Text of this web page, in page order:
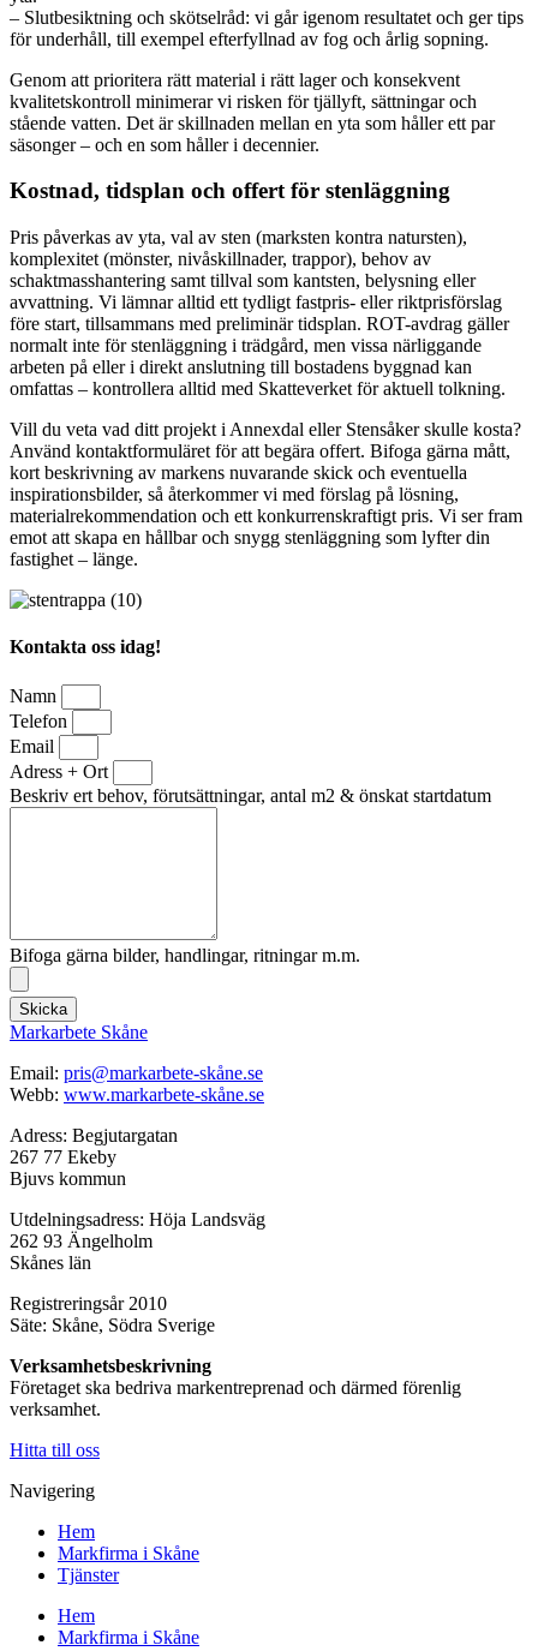
– Slutbesiktning och skötselråd: vi går igenom resultatet och ger tips
för underhåll, till exempel efterfyllnad av fog och årlig sopning.
Genom att prioritera rätt material i rätt lager och konsekvent
kvalitetskontroll minimerar vi risken för tjällyft, sättningar och
stående vatten. Det är skillnaden mellan en yta som håller ett par
säsonger – och en som håller i decennier.
Kostnad, tidsplan och offert för stenläggning
Pris påverkas av yta, val av sten (marksten kontra natursten),
komplexitet (mönster, nivåskillnader, trappor), behov av
schaktmasshantering samt tillval som kantsten, belysning eller
avvattning. Vi lämnar alltid ett tydligt fastpris- eller riktprisförslag
före start, tillsammans med preliminär tidsplan. ROT-avdrag gäller
normalt inte för stenläggning i trädgård, men vissa närliggande
arbeten på eller i direkt anslutning till bostadens byggnad kan
omfattas – kontrollera alltid med Skatteverket för aktuell tolkning.
Vill du veta vad ditt projekt i Annexdal eller Stensåker skulle kosta?
Använd kontaktformuläret för att begära offert. Bifoga gärna mått,
kort beskrivning av markens nuvarande skick och eventuella
inspirationsbilder, så återkommer vi med förslag på lösning,
materialrekommendation och ett konkurrenskraftigt pris. Vi ser fram
emot att skapa en hållbar och snygg stenläggning som lyfter din
fastighet – länge.
Kontakta oss idag!
Namn
Telefon
Email
Adress + Ort
Beskriv ert behov, förutsättningar, antal m2 & önskat startdatum
Bifoga gärna bilder, handlingar, ritningar m.m.
Skicka
Markarbete Skåne
Email: pris@markarbete-skåne.se
Webb: www.markarbete-skåne.se
Adress: Begjutargatan
267 77 Ekeby
Bjuvs kommun
Utdelningsadress: Höja Landsväg
262 93 Ängelholm
Skånes län
Registreringsår 2010
Säte: Skåne, Södra Sverige
Verksamhetsbeskrivning
Företaget ska bedriva markentreprenad och därmed förenlig
verksamhet.
Hitta till oss
Navigering
Hem
Markfirma i Skåne
Tjänster
Hem
Markfirma i Skåne